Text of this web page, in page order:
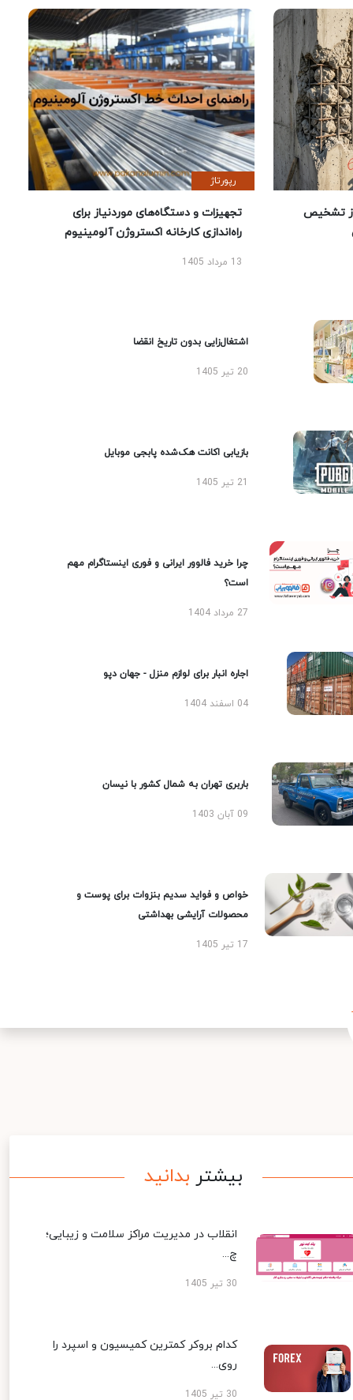
تشخیص
رپورتاژ
تجهیزات و دستگاه‌های موردنیاز برای
راه‌اندازی کارخانه اکستروژن آلومینیوم
13 مرداد 1405
اشتغال‌زایی بدون تاریخ انقضا
20 تیر 1405
بازیابی اکانت هک‌شده پابجی موبایل
چرا خرید فالوور ایرانی و فوری اینستاگرام مهم
است؟
27 مرداد 1404
اجاره انبار برای لوازم منزل - جهان دپو
04 اسفند 1404
باربری تهران به شمال کشور با نیسان
09 آبان 1403
خواص و فواید سدیم بنزوات برای پوست و
محصولات آرایشی بهداشتی
17 تیر 1405
بیشتر بدانید
انقلاب در مدیریت مراکز سلامت و زیبایی؛
چ...
30 تیر 1405
کدام بروکر کمترین کمیسیون و اسپرد را
روی...
30 تیر 1405